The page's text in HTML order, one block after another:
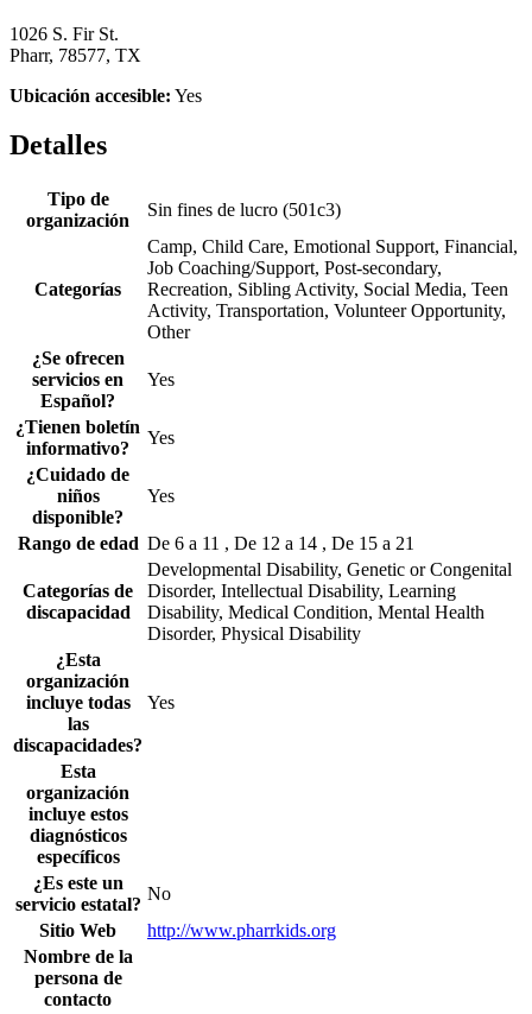
1026 S. Fir St.
Pharr, 78577, TX
Ubicación accesible: Yes
Detalles
Tipo de
organización
Sin fines de lucro (501c3)
Categorías
Camp, Child Care, Emotional Support, Financial,
Job Coaching/Support, Post-secondary,
Recreation, Sibling Activity, Social Media, Teen
Activity, Transportation, Volunteer Opportunity,
Other
¿Se ofrecen
servicios en
Español?
Yes
¿Tienen boletín
informativo?
Yes
¿Cuidado de
niños
disponible?
Yes
Rango de edad De 6 a 11 , De 12 a 14 , De 15 a 21
Categorías de
discapacidad
Developmental Disability, Genetic or Congenital
Disorder, Intellectual Disability, Learning
Disability, Medical Condition, Mental Health
Disorder, Physical Disability
¿Esta
organización
incluye todas
las
discapacidades?
Yes
Esta
organización
incluye estos
diagnósticos
específicos
¿Es este un
servicio estatal?
No
Sitio Web
http://www.pharrkids.org
Nombre de la
persona de
contacto